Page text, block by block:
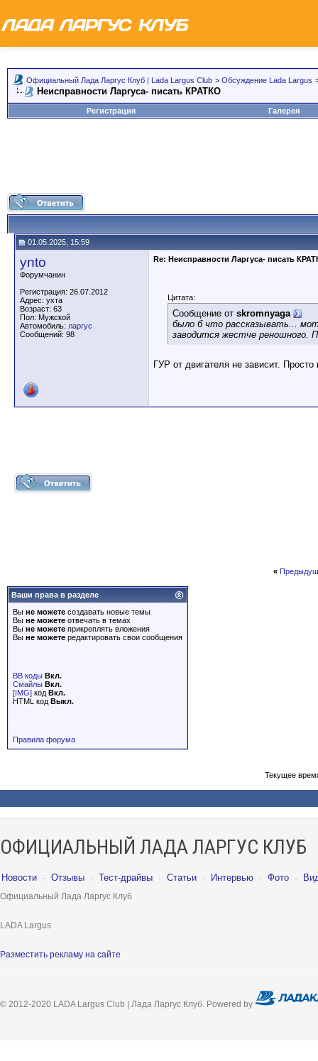
Официальный Лада Ларгус Клуб | Lada Largus Club > Обсуждение Lada Largus
Неисправности Ларгуса- писать КРАТКО
Регистрация Галерея
01.05.2025, 15:59
ynto
Форумчанин
Регистрация: 26.07.2012
Адрес: ухта
Возраст: 63
Пол: Мужской
Автомобиль: ларгус
Сообщений: 98
Re: Неисправности Ларгуса- писать
Цитата:
Сообщение от skromnyaga
было б что рассказывать...
заводится жестче реношного.
ГУР от двигателя не зависит.
«
Ваши права в разделе
Вы не можете создавать новые темы
Вы не можете отвечать в темах
Вы не можете прикреплять вложения
Вы не можете редактировать свои сообщения
BB коды Вкл.
Смайлы Вкл.
[IMG] код Вкл.
HTML код Выкл.
Правила форума
Текущее
ОФИЦИАЛЬНЫЙ ЛАДА ЛАРГУС КЛУБ
Новости · Отзывы · Тест-драйвы · Статьи · Интервью · Фото ·
Официальный Лада Ларгус Клуб
LADA Largus
Разместить рекламу на сайте
© 2012-2020 LADA Largus Club | Лада Ларгус Клуб. Powered by